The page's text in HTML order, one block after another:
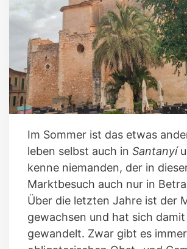
Im Sommer ist das etwas
leben selbst auch in Santanyí
kenne niemanden, der in
Marktbesuch auch nur in
Über die letzten Jahre ist der
gewachsen und hat sich
gewandelt. Zwar gibt es